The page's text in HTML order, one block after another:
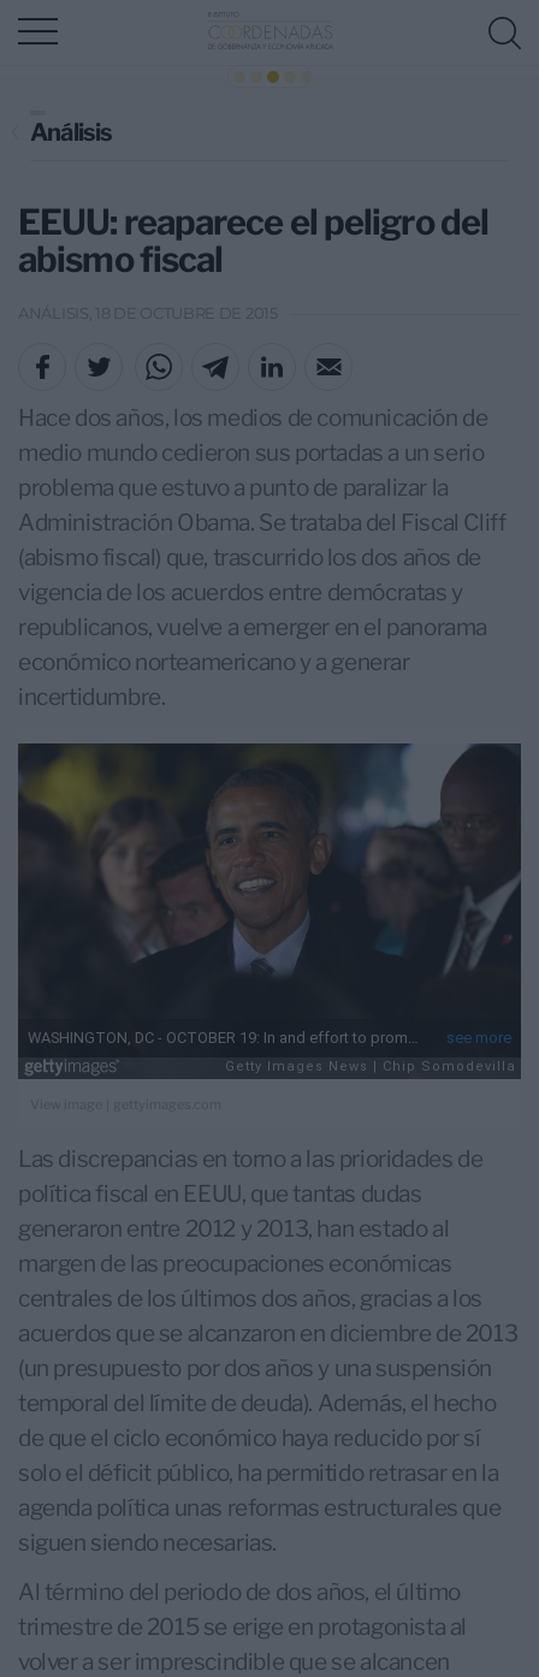
Análisis
EEUU: reaparece el peligro del
abismo fiscal
ANÁLISIS, 18 DE OCTUBRE DE 2015
Hace dos años, los medios de comunicación de
medio mundo cedieron sus portadas a un serio
problema que estuvo a punto de paralizar la
Administración Obama. Se trataba del Fiscal Cliff
(abismo fiscal) que, trascurrido los dos años de
vigencia de los acuerdos entre demócratas y
republicanos, vuelve a emerger en el panorama
económico norteamericano y a generar
incertidumbre.
Las discrepancias en torno a las prioridades de
política fiscal en EEUU, que tantas dudas
generaron entre 2012 y 2013, han estado al
margen de las preocupaciones económicas
centrales de los últimos dos años, gracias a los
acuerdos que se alcanzaron en diciembre de 2013
(un presupuesto por dos años y una suspensión
temporal del límite de deuda). Además, el hecho
de que el ciclo económico haya reducido por sí
solo el déficit público, ha permitido retrasar en la
agenda política unas reformas estructurales que
siguen siendo necesarias.
Al término del periodo de dos años, el último
trimestre de 2015 se erige en protagonista al
volver a ser imprescindible que se alcancen